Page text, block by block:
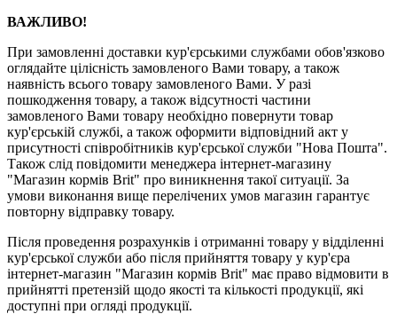
ВАЖЛИВО!
При замовленні доставки кур'єрськими службами обов'язково
оглядайте цілісність замовленого Вами товару, а також
наявність всього товару замовленого Вами. У разі
пошкодження товару, а також відсутності частини
замовленого Вами товару необхідно повернути товар
кур'єрській службі, а також оформити відповідний акт у
присутності співробітників кур'єрської служби "Нова Пошта".
Також слід повідомити менеджера інтернет-магазину
"Магазин кормів Brit" про виникнення такої ситуації. За
умови виконання вище перелічених умов магазин гарантує
повторну відправку товару.
Після проведення розрахунків і отриманні товару у відділенні
кур'єрської служби або після прийняття товару у кур'єра
інтернет-магазин "Магазин кормів Brit" має право відмовити в
прийнятті претензій щодо якості та кількості продукції, які
доступні при огляді продукції.